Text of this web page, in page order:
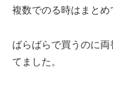
複数でのる時はまとめ
ばらばらで買うのに
てました。